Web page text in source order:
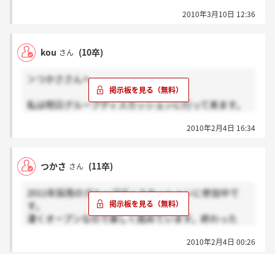
離職率が高くても続けていらっしゃる方も居ます。
自分は自分、人は人ですよ。
自分はこの会社で頑張るんだという気があるなら気に
2010年3月10日 12:36
kou さん (10卒)
＞つかささんへ
私は明日グループディスカッションに行って来ます。
あとグループディスカッションは何回も参加できるん
2010年2月4日 16:34
つかさ さん (11卒)
2011年採用のグループディスカッションに参加中で
す。
凄くオープンなので楽しく挑めています。終わった
2010年2月4日 00:26